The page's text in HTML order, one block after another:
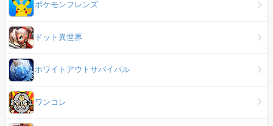
ポケモンフレンズ
ドット異世界
ホワイトアウトサバイバル
ワンコレ